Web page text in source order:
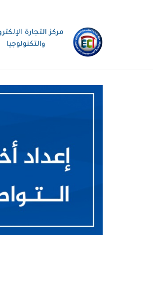
مركز التجارة
والتكنولوجيا